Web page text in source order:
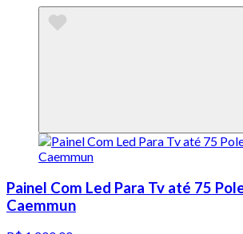
Painel Com Led Para Tv até 75
Caemmun